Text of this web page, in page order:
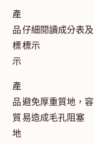
產
品
標
示
仔細閱讀成分表及
標示
產
品
質
地
避免厚重質地，容
易造成毛孔阻塞